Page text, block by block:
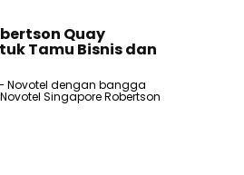
Quay
Tamu Bisnis dan
Novotel dengan bangga
Singapore Robertson